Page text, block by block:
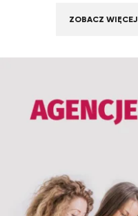
ZOBACZ WIĘCEJ